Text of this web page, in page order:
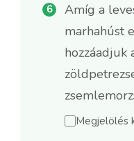
Amíg a
marhahúst
hozzáadjuk
Megjelölés